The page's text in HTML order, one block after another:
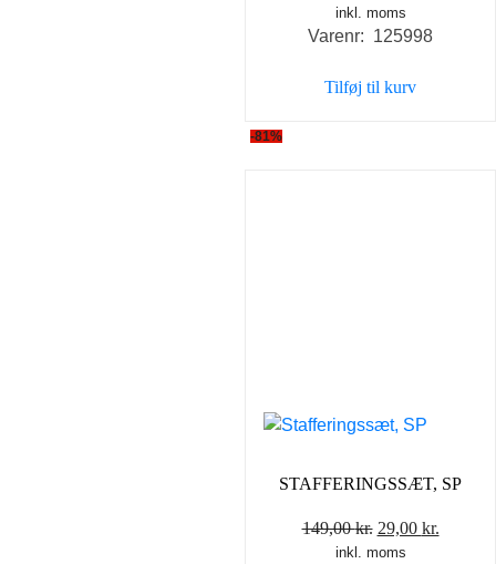
inkl. moms
Varenr: 125998
Tilføj til kurv
-81%
STAFFERINGSSÆT, SP
149,00kr. Den
oprindelige
29,00 kr.
inkl. moms